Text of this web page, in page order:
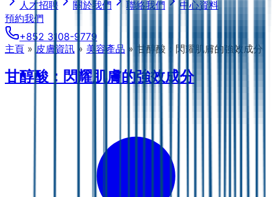
人才招聘 關於我們 聯絡我們
中心資料
預約我們
+852 3108-9779
主頁 » 皮膚資訊 » 美容產品 » 甘醇酸：閃耀肌膚的強效成分
甘醇酸：閃耀肌膚的強效成分